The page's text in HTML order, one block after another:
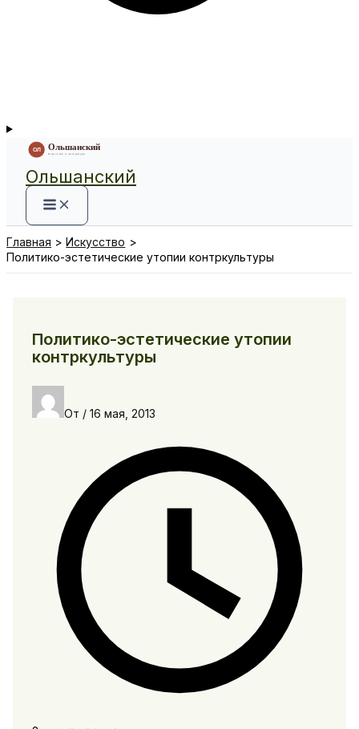
Ольшанский
Главная
Искусство
Политико-эстетические утопии контркультуры
Политико-эстетические утопии
контркультуры
От / 16 мая, 2013